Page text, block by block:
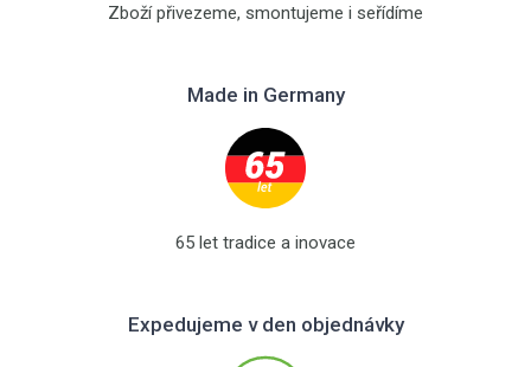
Zboží přivezeme, smontujeme i seřídíme
Made in Germany
65 let tradice a inovace
Expedujeme v den objednávky